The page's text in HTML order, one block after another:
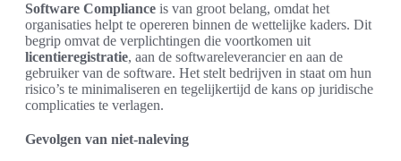
Software Compliance is van groot belang, omdat het
organisaties helpt te opereren binnen de wettelijke kaders. Dit
begrip omvat de verplichtingen die voortkomen uit
licentieregistratie, aan de softwareleverancier en aan de
gebruiker van de software. Het stelt bedrijven in staat om hun
risico’s te minimaliseren en tegelijkertijd de kans op juridische
complicaties te verlagen.
Gevolgen van niet-naleving